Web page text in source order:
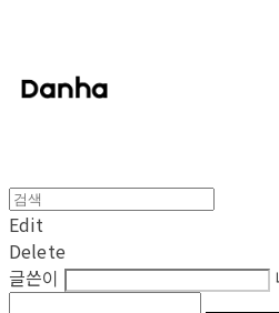
Edit
Delete
글쓴이